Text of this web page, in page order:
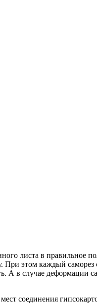
листа в
При этом каждый
А в случае деформации
соединения